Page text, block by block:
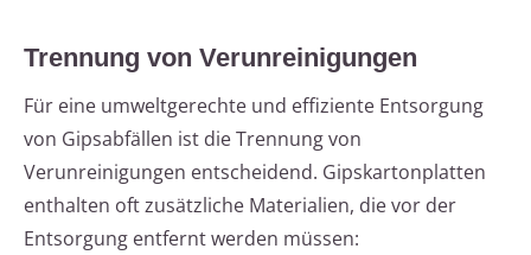
Trennung von Verunreinigungen
Für eine umweltgerechte und effiziente Entsorgung
von Gipsabfällen ist die Trennung von
Verunreinigungen entscheidend. Gipskartonplatten
enthalten oft zusätzliche Materialien, die vor der
Entsorgung entfernt werden müssen: